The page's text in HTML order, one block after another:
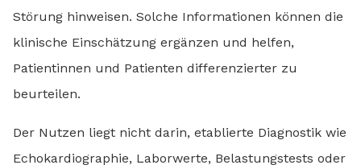
Störung hinweisen. Solche Informationen können die
klinische Einschätzung ergänzen und helfen,
Patientinnen und Patienten differenzierter zu
beurteilen.
Der Nutzen liegt nicht darin, etablierte Diagnostik wie
Echokardiographie, Laborwerte, Belastungstests oder